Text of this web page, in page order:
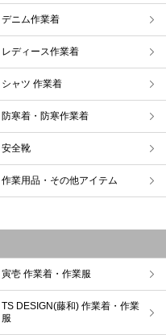
デニム作業着
レディース作業着
シャツ 作業着
防寒着・防寒作業着
安全靴
作業用品・その他アイテム
寅壱 作業着・作業服
TS DESIGN(藤和) 作業着・作業
服